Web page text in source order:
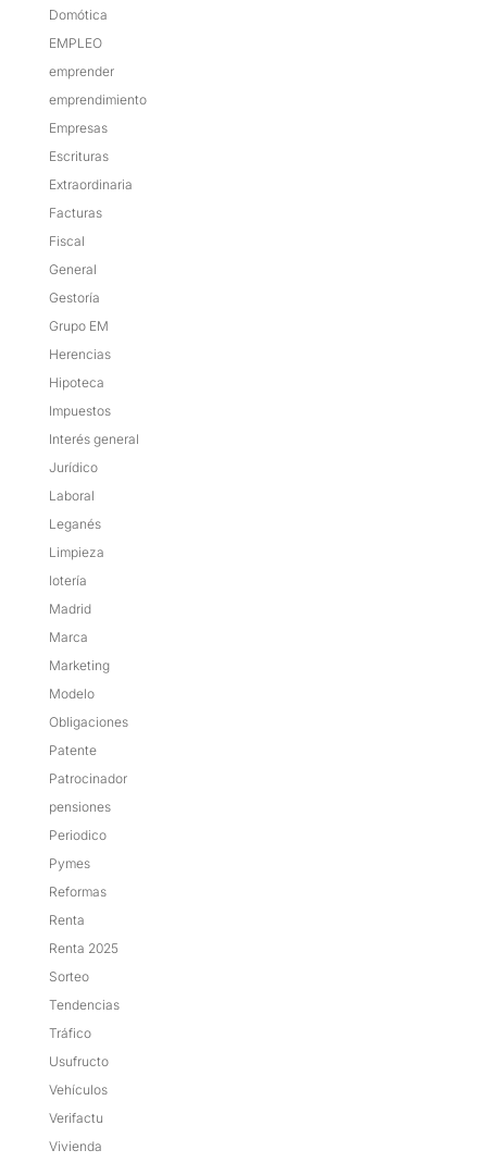
Domótica
EMPLEO
emprender
emprendimiento
Empresas
Escrituras
Extraordinaria
Facturas
Fiscal
General
Gestoría
Grupo EM
Herencias
Hipoteca
Impuestos
Interés general
Jurídico
Laboral
Leganés
Limpieza
lotería
Madrid
Marca
Marketing
Modelo
Obligaciones
Patente
Patrocinador
pensiones
Periodico
Pymes
Reformas
Renta
Renta 2025
Sorteo
Tendencias
Tráfico
Usufructo
Vehículos
Verifactu
Vivienda